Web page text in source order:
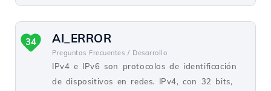
AI_ERROR
Preguntas Frecuentes / Desarrollo
IPv4 e IPv6 son protocolos de identificación
de dispositivos en redes. IPv4, con 32 bits,
34